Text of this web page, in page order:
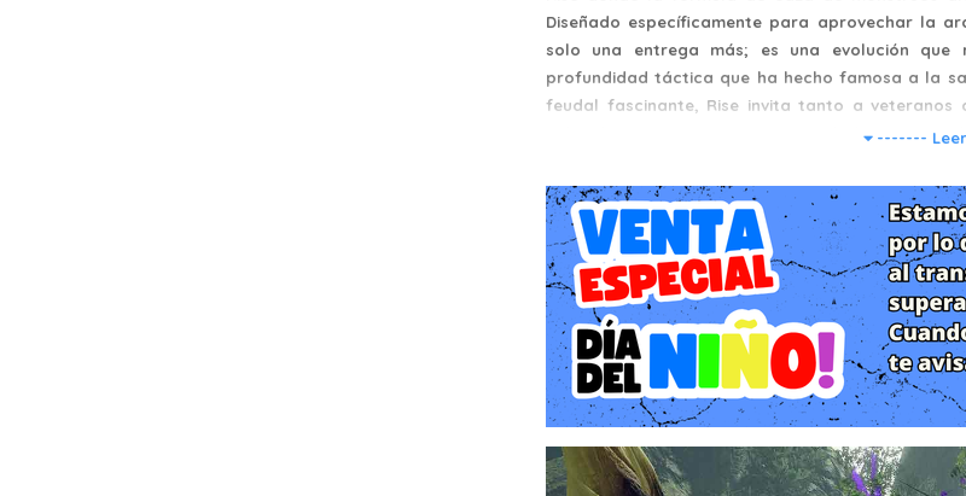
Diseñado específicamente para aprovechar la
solo una entrega más; es una evolución
profundidad táctica que ha hecho famosa a la
feudal fascinante, Rise invita tanto a
colosales en un ecosistema vivo y dinámico que
La narrativa nos sitúa en la pintoresca Aldea
espíritu inquebrantable. Sin embargo, una
(The Rampage). Este evento catastrófico, que
descontrolada de monstruos que atacan la aldea
Como el nuevo cazador o cazadora de la aldea,
Frenesí. Bajo la guía del líder Fugen y con el
las causas de este fenómeno y enfrentarte
que avanzas en las misiones de la aldea y de la
-------